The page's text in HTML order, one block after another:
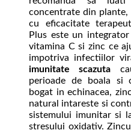
concentrate din
cu eficacitate
Plus este un
vitamina C si zinc ce
impotriva infectiilor
imunitate
scazuta
perioade de boala si
bogat in echinacea,
natural intareste si
sistemului imunitar si
stresului oxidativ.